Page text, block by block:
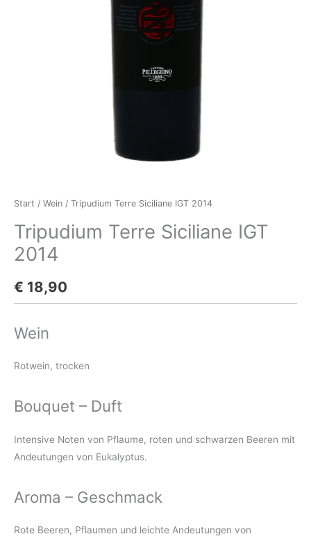
Start / Wein / Tripudium Terre Siciliane IGT 2014
Tripudium Terre Siciliane IGT
2014
€ 18,90
Wein
Rotwein, trocken
Bouquet – Duft
Intensive Noten von Pflaume, roten und schwarzen Beeren mit
Andeutungen von Eukalyptus.
Aroma – Geschmack
Rote Beeren, Pflaumen und leichte Andeutungen von